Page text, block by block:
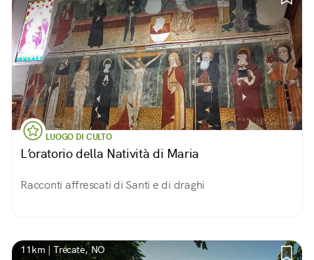
LUOGO DI CULTO
L’oratorio della Natività di Maria
Racconti affrescati di Santi e di draghi
11km | Trecate, NO